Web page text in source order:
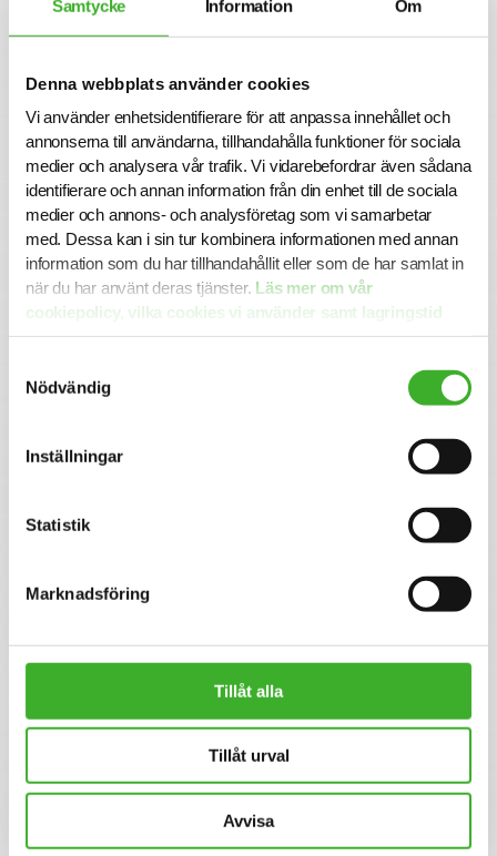
Samtycke Information Om
Denna webbplats använder cookies
Vi använder enhetsidentifierare för att anpassa innehållet och
annonserna till användarna, tillhandahålla funktioner för sociala
medier och analysera vår trafik. Vi vidarebefordrar även sådana
identifierare och annan information från din enhet till de sociala
medier och annons- och analysföretag som vi samarbetar
med. Dessa kan i sin tur kombinera informationen med annan
information som du har tillhandahållit eller som de har samlat in
när du har använt deras tjänster. Läs mer om vår
cookiepolicy, vilka cookies vi använder samt lagringstid
här.
Nödvändig
Inställningar
Statistik
Marknadsföring
Tillåt alla
Tillåt urval
Avvisa
tänka i nya banor när det kommer till lösningar och
effektivitet. Vi har mer än 300 kompetenta specialister i
oavsett storlek, samarbetsform och entreprenadtyp. Vi är
certifierade att installera inbrottslarm, cctv, brandlarm
och utrymningslarm. Vi är licensierade fibersvetsare och
har en egen konstruktionsavdelning för tele och säkerhet.
Och dessutom är vi specialister på belysningsstyrningar
och licensierade på bland annat KNX.
Ansökan
I denna rekrytering har APQ El valt att samarbeta med SJR.
För mer information är du välkommen att kontakta
ansvarig rekryteringskonsult Annie Höjman på
annie.hojman@sjr.se.
ansökan. Alla ansökningar och kontakter hanteras
post.
Varmt välkommen med din ansökan och vi ser fram emot
team!
Se lediga jobb
Annie Höjman